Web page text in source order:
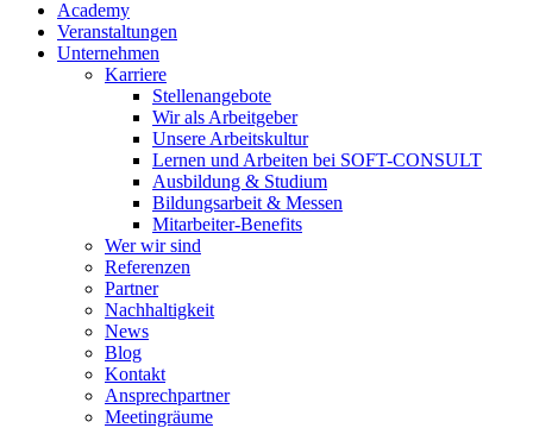
Academy
Veranstaltungen
Unternehmen
Karriere
Stellenangebote
Wir als Arbeitgeber
Unsere Arbeitskultur
Lernen und Arbeiten bei SOFT-CONSULT
Ausbildung & Studium
Bildungsarbeit & Messen
Mitarbeiter-Benefits
Wer wir sind
Referenzen
Partner
Nachhaltigkeit
News
Blog
Kontakt
Ansprechpartner
Meetingräume